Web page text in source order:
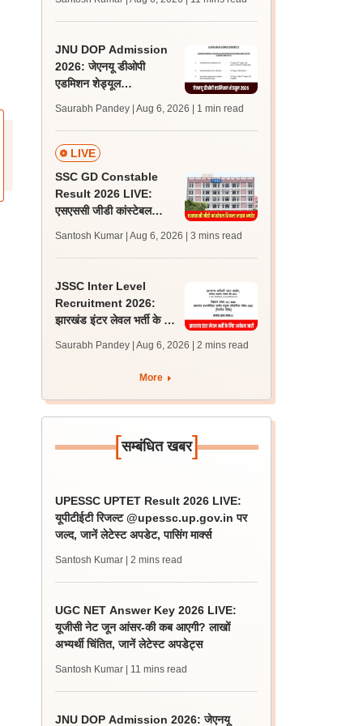
JNU DOP Admission
2026: जेएनयू डीओपी
एडमिशन शेड्यूल
24 अगस्त को जारी होगी मेरिट
लिस्ट
Saurabh Pandey | Aug 6, 2026 | 1 min read
LIVE
SSC GD Constable
Result 2026 LIVE:
एसएससी जीडी कांस्टेबल
लेटेस्ट अपडेट, स्कोरकार्ड लिंक
Santosh Kumar | Aug 6, 2026 | 3 mins read
JSSC Inter Level
Recruitment 2026:
झारखंड इंटर लेवल भर्ती के लिए
Saurabh Pandey | Aug 6, 2026 | 2 mins read
More
[सम्बंधित खबर]
UPESSC UPTET Result 2026 LIVE:
यूपीटीईटी रिजल्ट @upessc.up.gov.in पर
जल्द, जानें लेटेस्ट अपडेट, पासिंग मार्क्स
Santosh Kumar | 2 mins read
UGC NET Answer Key 2026 LIVE:
यूजीसी नेट जून आंसर-की कब आएगी? लाखों
अभ्यर्थी चिंतित, जानें लेटेस्ट अपडेट्स
Santosh Kumar | 11 mins read
JNU DOP Admission 2026: जेएनयू